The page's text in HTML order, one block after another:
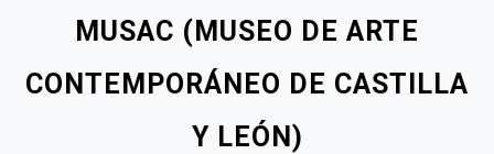
content
MUSAC (MUSEO DE ARTE
CONTEMPORÁNEO DE CASTILLA
Y LEÓN)